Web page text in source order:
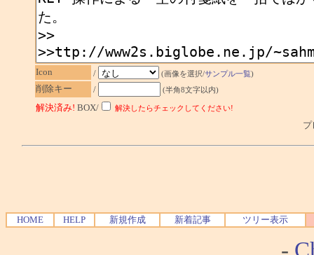
Icon / (画像を選択/サンプル一覧)
削除キー / (半角8文字以内)
解決済み! BOX/ 解決したらチェックしてください!
プ
HOME HELP 新規作成 新着記事 ツリー表示
-